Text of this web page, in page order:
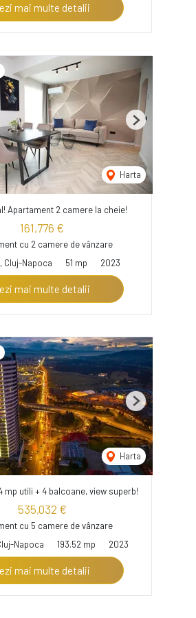
mai multe detalii
Harta
Next
Apartament 2 camere la cheie!
161,776 €
cu 2 camere de vânzare
Cluj-Napoca
51 mp 2023
mai multe detalii
Harta
Next
mp utili + 4 balcoane, view superb!
535,032 €
cu 5 camere de vânzare
Napoca
193.52 mp 2023
mai multe detalii